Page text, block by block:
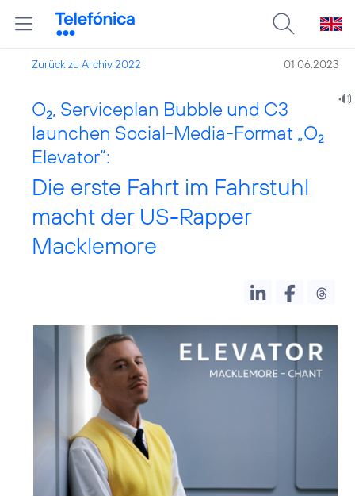
Zurück zu Archiv 2022 01.06.2023
O2, Serviceplan Bubble und C3
launchen Social-Media-Format „O2
Elevator“:
Die erste Fahrt im Fahrstuhl
macht der US-Rapper
Macklemore